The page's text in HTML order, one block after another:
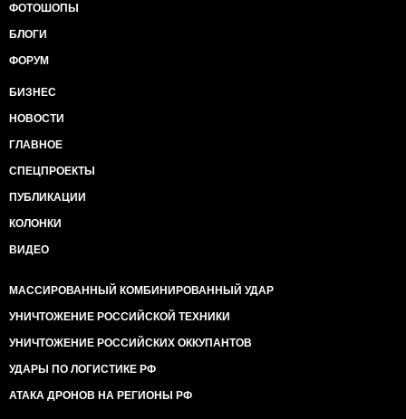
ФОТОШОПЫ
БЛОГИ
ФОРУМ
БИЗНЕС
НОВОСТИ
ГЛАВНОЕ
СПЕЦПРОЕКТЫ
ПУБЛИКАЦИИ
КОЛОНКИ
ВИДЕО
МАССИРОВАННЫЙ КОМБИНИРОВАННЫЙ УДАР
УНИЧТОЖЕНИЕ РОССИЙСКОЙ ТЕХНИКИ
УНИЧТОЖЕНИЕ РОССИЙСКИХ ОККУПАНТОВ
УДАРЫ ПО ЛОГИСТИКЕ РФ
АТАКА ДРОНОВ НА РЕГИОНЫ РФ